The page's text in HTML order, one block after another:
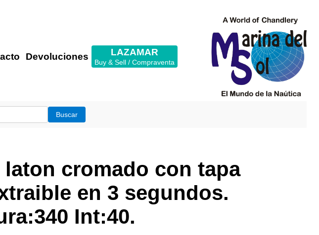
Devoluciones LAZAMAR
Buy & Sell / Compraventa
cromado con tapa
en 3 segundos.
Int:40.